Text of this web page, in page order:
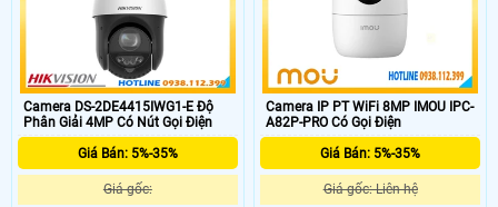
Camera DS-2DE4415IWG1-E Độ
Phân Giải 4MP Có Nút Gọi Điện
Giá Bán: 5%-35%
Giá gốc:
Camera IP PT WiFi 8MP IMOU IPC-
A82P-PRO Có Gọi Điện
Giá Bán: 5%-35%
Giá gốc: Liên hệ